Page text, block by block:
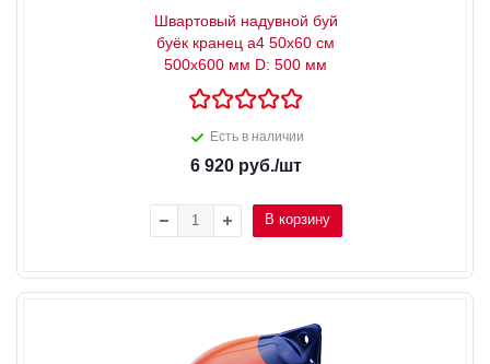
Швартовый надувной буй
буёк кранец a4 50x60 см
500x600 мм D: 500 мм
Есть в наличии
6 920руб./шт
В корзину